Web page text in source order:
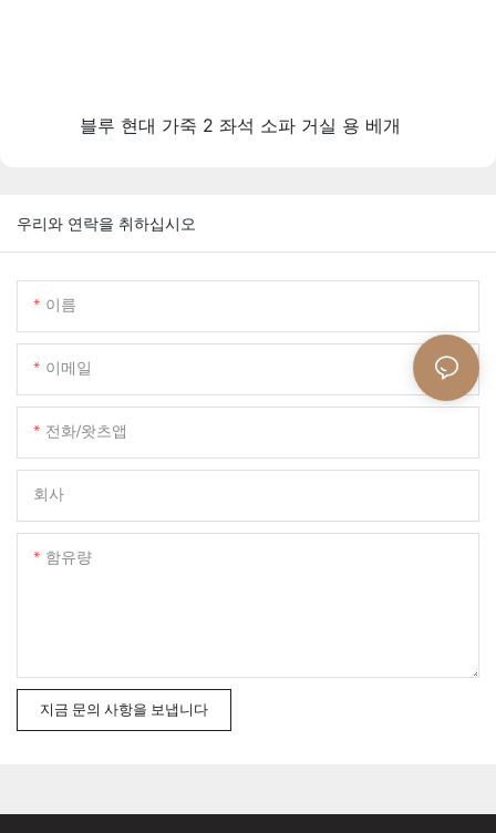
블루 현대 가죽 2 좌석 소파 거실 용 베개
우리와 연락을 취하십시오
이름
이메일
전화/왓츠앱
회사
함유량
지금 문의 사항을 보냅니다